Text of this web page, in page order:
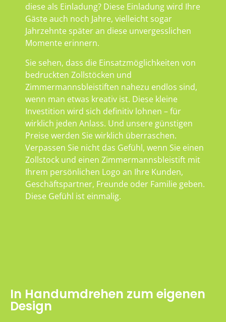
diese als Einladung? Diese Einladung wird Ihre
Gäste auch noch Jahre, vielleicht sogar
Jahrzehnte später an diese unvergesslichen
Momente erinnern.
Sie sehen, dass die Einsatzmöglichkeiten von
bedruckten Zollstöcken und
Zimmermannsbleistiften nahezu endlos sind,
wenn man etwas kreativ ist. Diese kleine
Investition wird sich definitiv lohnen – für
wirklich jeden Anlass. Und unsere günstigen
Preise werden Sie wirklich überraschen.
Verpassen Sie nicht das Gefühl, wenn Sie einen
Zollstock und einen Zimmermannsbleistift mit
Ihrem persönlichen Logo an Ihre Kunden,
Geschäftspartner, Freunde oder Familie geben.
Diese Gefühl ist einmalig.
In Handumdrehen zum eigenen
Design